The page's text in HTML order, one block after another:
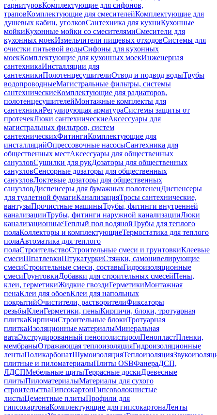
гарнитуровКомплектующие для сифонов,
траповКомплектующие для смесителейКомплектующие для
душевых кабин, уголковСантехника для кухниКухонные
мойкиКухонные мойки со смесителямиСмесители для
кухонных моекИзмельчители пищевых отходовСистемы для
очистки питьевой водыСифоны для кухонных
моекКомплектующие для кухонных моекИнженерная
сантехникаИнсталляции для
сантехникиПолотенцесушителиОтвод и подвод водыТрубы
водопроводныеМагистральные фильтры, системы
сантехническиеКомплектующие для радиаторов,
полотенцесушителейМонтажные комплекты для
сантехникиРегулирующая арматураСистемы защиты от
протечекЛюки сантехническиеАксессуары для
магистральных фильтров, систем
сантехническихФитингиКомплектующие для
инсталляцийОпрессовочные насосыСантехника для
общественных местАксессуары для общественных
санузловСушилки для рукДозаторы для общественных
санузловСенсорные дозаторы для общественных
санузловЛоктевые дозаторы для общественных
санузловДиспенсеры для бумажных полотенецДиспенсеры
для туалетной бумагиКанализацияТросы сантехнические,
вантузыПрочистные машиныТрубы, фитинги внутренней
канализацииТрубы, фитинги наружной канализацииЛюки
канализационныеТеплый пол водянойТрубы для теплого
полаКоллекторы и комплектующиеТермостатика для теплого
полаАвтоматика для теплого
полаСтроительствоСтроительные смеси и грунтовкиКлеевые
смесиШпатлевкиШтукатуркиСтяжки, самонивелирующие
смесиСтроительные смеси, составыГидроизоляционные
смесиГрунтовкиДобавки для строительных смесейПены,
клеи, герметикиЖидкие гвоздиГерметикиМонтажная
пенаКлеи для обоевКлеи для напольных
покрытийОчистители, растворителиФиксаторы
резьбыКлеиГерметики, пеныКирпичи, блоки, тротуарная
плиткаКирпичиСтроительные блокиТротуарная
плиткаИзоляционные материалыМинеральная
ватаЭкструдированный пенополистиролПенопластПленки,
мембраныОтражающая теплоизоляцияГидроизоляционные
лентыПоликарбонатШумоизоляцияТеплоизоляция
плитные и пиломатериалыПлиты OSBФанераДСП,
ЛДСПМебельные щитыТеррасные доскиДревесные
плитыПиломатериалыМатериалы для сухого
строительстваГипсокартонГипсоволокнистые
листыЦементные плитыПрофили для
гипсокартонаКомплектующие для гипсокартонаЛенты